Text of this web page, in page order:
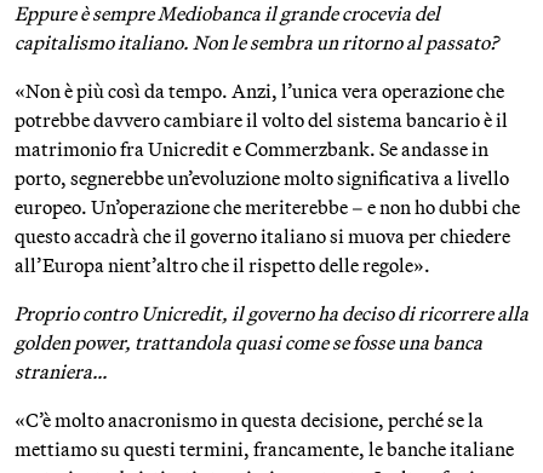
Eppure è sempre Mediobanca il grande crocevia del
capitalismo italiano. Non le sembra un ritorno al passato?
«Non è più così da tempo. Anzi, l’unica vera operazione che
potrebbe davvero cambiare il volto del sistema bancario è il
matrimonio fra Unicredit e Commerzbank. Se andasse in
porto, segnerebbe un’evoluzione molto significativa a livello
europeo. Un’operazione che meriterebbe – e non ho dubbi che
questo accadrà che il governo italiano si muova per chiedere
all’Europa nient’altro che il rispetto delle regole».
Proprio contro Unicredit, il governo ha deciso di ricorrere alla
golden power, trattandola quasi come se fosse una banca
straniera…
«C’è molto anacronismo in questa decisione, perché se la
mettiamo su questi termini, francamente, le banche italiane